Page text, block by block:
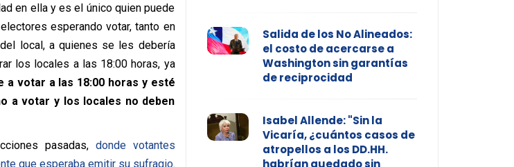
en ella y es el único quien puede
esperando votar, tanto en
local, a quienes se les debería
los locales a las 18:00 horas, ya
a votar a las 18:00 horas y esté
a votar y los locales no deben
pasadas,donde votantes
que esperaba emitir su sufragio.
Salida de los No Alineados:
el costo de acercarse a
Washington sin garantías
de reciprocidad
Isabel Allende: "Sin la
Vicaría, ¿cuántos casos de
atropellos a los DD.HH.